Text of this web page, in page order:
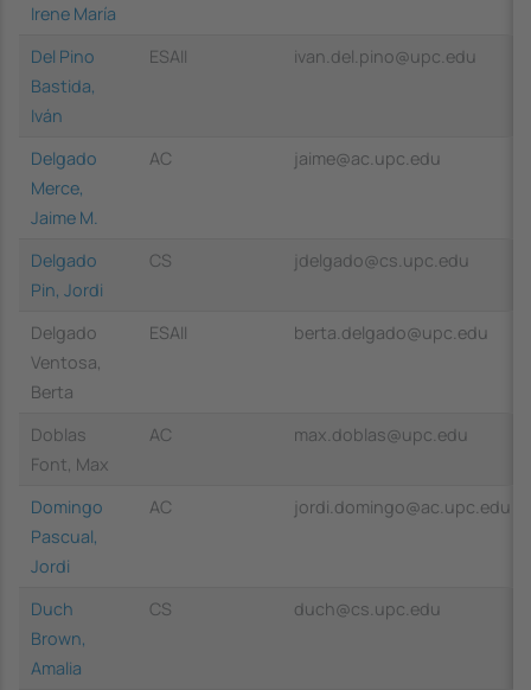
Irene María
Del Pino
Bastida,
Iván
ESAII ivan.del.pino@upc.edu
Delgado
Merce,
Jaime M.
AC jaime@ac.upc.edu
Delgado
Pin, Jordi
CS jdelgado@cs.upc.edu
Delgado
Ventosa,
Berta
ESAII berta.delgado@upc.edu
Doblas
Font, Max
AC max.doblas@upc.edu
Domingo
Pascual,
Jordi
AC jordi.domingo@ac.upc.edu
Duch
Brown,
Amalia
CS duch@cs.upc.edu